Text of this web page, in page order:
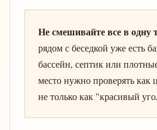
Не смешивайте все в одну
рядом с беседкой уже есть
бассейн, септик или
место нужно проверять как
не только как "красивый